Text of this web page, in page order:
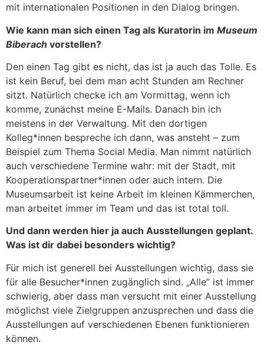
mit internationalen Positionen in den Dialog bringen.
Wie kann man sich einen Tag als Kuratorin im Museum
Biberach vorstellen?
Den einen Tag gibt es nicht, das ist ja auch das Tolle. Es
ist kein Beruf, bei dem man acht Stunden am Rechner
sitzt. Natürlich checke ich am Vormittag, wenn ich
komme, zunächst meine E-Mails. Danach bin ich
meistens in der Verwaltung. Mit den dortigen
Kolleg*innen bespreche ich dann, was ansteht – zum
Beispiel zum Thema Social Media. Man nimmt natürlich
auch verschiedene Termine wahr: mit der Stadt, mit
Kooperationspartner*innen oder auch intern. Die
Museumsarbeit ist keine Arbeit im kleinen Kämmerchen,
man arbeitet immer im Team und das ist total toll.
Und dann werden hier ja auch Ausstellungen geplant.
Was ist dir dabei besonders wichtig?
Für mich ist generell bei Ausstellungen wichtig, dass sie
für alle Besucher*innen zugänglich sind. „Alle” ist immer
schwierig, aber dass man versucht mit einer Ausstellung
möglichst viele Zielgruppen anzusprechen und dass die
Ausstellungen auf verschiedenen Ebenen funktionieren
können.